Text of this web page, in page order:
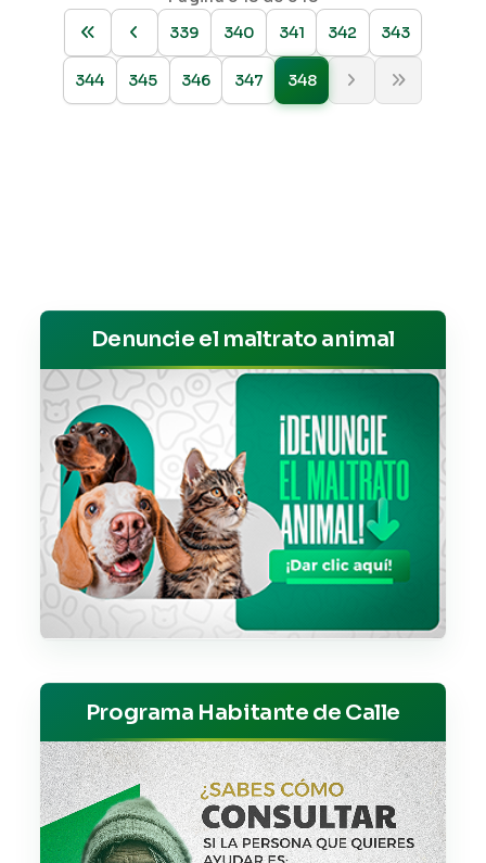
339
340 341 342 343
344 345 346 347 348
Denuncie el maltrato animal
Programa Habitante de Calle